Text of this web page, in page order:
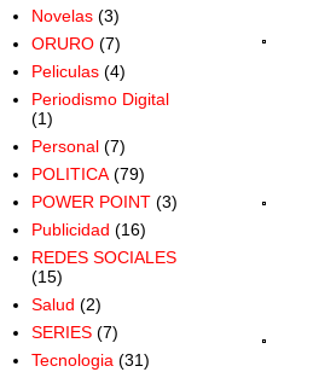
Novelas (3)
ORURO (7)
Peliculas (4)
Periodismo Digital
(1)
Personal (7)
POLITICA (79)
POWER POINT (3)
Publicidad (16)
REDES SOCIALES
(15)
Salud (2)
SERIES (7)
Tecnologia (31)